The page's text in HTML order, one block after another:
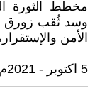
مخطط الثورة
وسد ثُقب زورق
الأمن
5 اكتوبر - 2021م